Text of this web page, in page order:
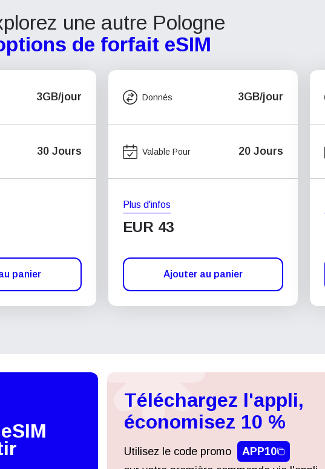
une autre Pologne
de forfait eSIM
3GB/jour
30 Jours
panier
Donnés 3GB/jour
Valable Pour 20 Jours
Plus d'infos
EUR 43
Ajouter au panier
Téléchargez l'appli,
économisez 10 %
Utilisez le code promo
APP10